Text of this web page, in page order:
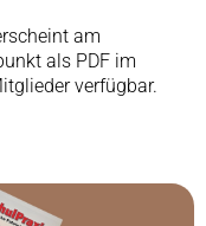
am
als PDF im
verfügbar.